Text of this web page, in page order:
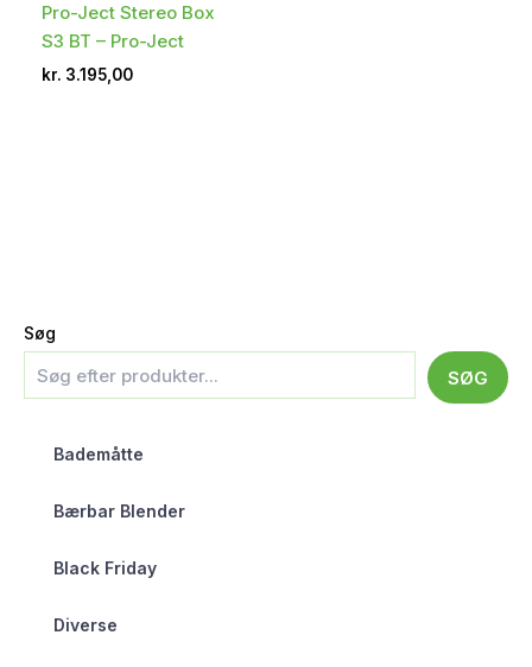
Søg
SØG
Bademåtte
Bærbar Blender
Black Friday
Diverse
Pro-Ject Stereo Box
S3 BT – Pro-Ject
kr. 3.195,00